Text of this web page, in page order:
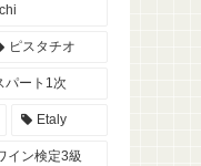
ピスタチオ
パート1次
Etaly
イン検定3級